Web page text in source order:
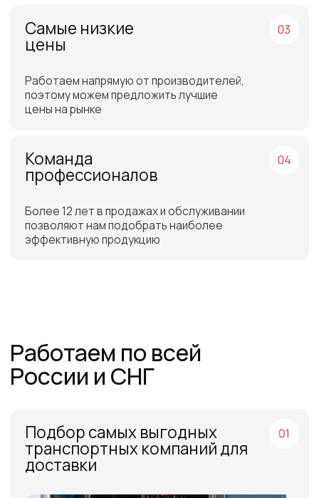
Бесплатная доставка
до склада ТЭК в Санкт-
Петербурге или Москве
оплаты